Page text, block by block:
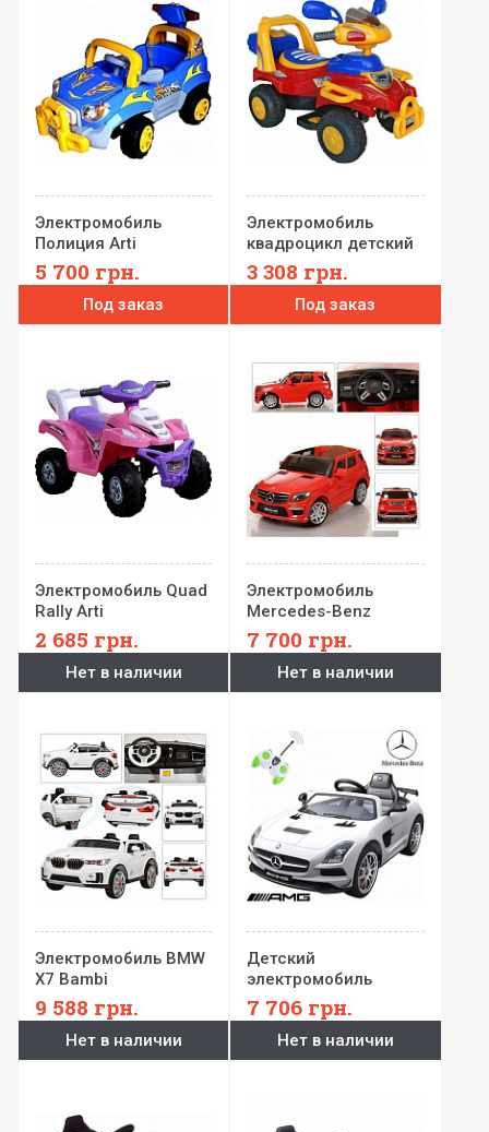
Электромобиль
Полиция Arti
5 700 грн.
Под заказ
Электромобиль
квадроцикл детский
Arti
3 308 грн.
Под заказ
Электромобиль Quad
Rally Arti
2 685 грн.
Нет в наличии
Электромобиль
Mercedes-Benz
Bambi
7 700 грн.
Нет в наличии
Электромобиль BMW
X7 Bambi
9 588 грн.
Нет в наличии
Детский
электромобиль
Mercedes-Benz
Bambi
7 706 грн.
Нет в наличии